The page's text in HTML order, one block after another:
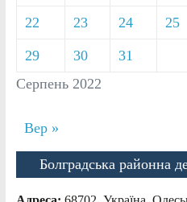
Серпень 2022
22 23 24 25
29 30 31
Вер »
Болградська районна